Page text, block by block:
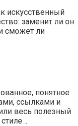
искусственный
заменит ли он
сможет ли
понятное
ссылками и
весь полезный